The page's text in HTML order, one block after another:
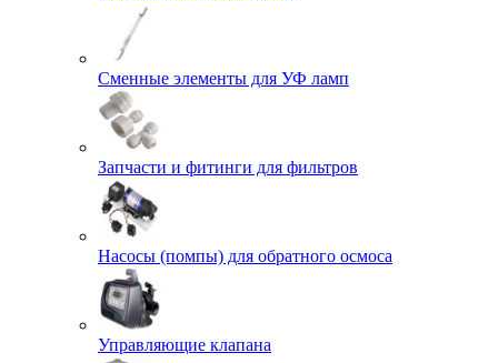
Сменные элементы для УФ ламп
Запчасти и фитинги для фильтров
Насосы (помпы) для обратного осмоса
Управляющие клапана